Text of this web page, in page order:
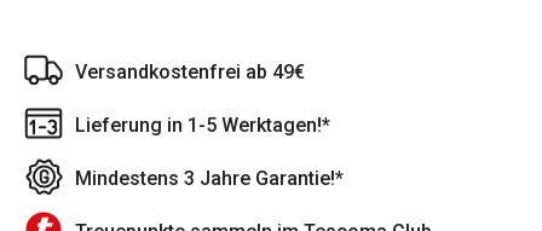
Versandkostenfrei ab 49€
Lieferung in 1-5 Werktagen!*
Mindestens 3 Jahre Garantie!*